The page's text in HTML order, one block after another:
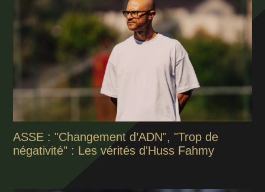
ASSE : "Changement d’ADN", "Trop de
négativité" : Les vérités d'Huss Fahmy